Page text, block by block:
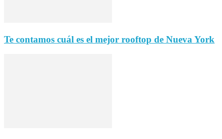
Te contamos cuál es el mejor rooftop de Nueva York